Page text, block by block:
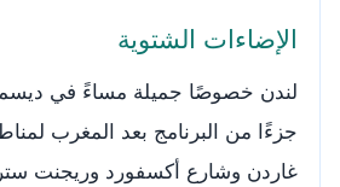
الإضاءات الشتوية
لندن خصوصًا جميلة مساءً في
جزءًا من البرنامج بعد المغرب
غاردن وشارع أكسفورد وريجنت